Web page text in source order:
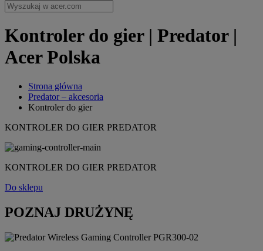
Kontroler do gier | Predator |
Acer Polska
Strona główna
Predator – akcesoria
Kontroler do gier
KONTROLER DO GIER PREDATOR
KONTROLER DO GIER PREDATOR
Do sklepu
POZNAJ DRUŻYNĘ